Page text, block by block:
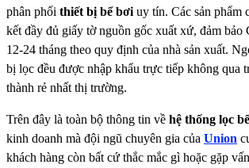
phân phối thiết bị bể bơi uy tín. Các sản phẩm
kết đầy đủ giấy tờ nguồn gốc xuất xứ, đảm bảo
12-24 tháng theo quy định của nhà sản xuất.
bị lọc đều được nhập khẩu trực tiếp không qua
thành rẻ nhất thị trường.
Trên đây là toàn bộ thông tin về hệ thống lọc
kinh doanh mà đội ngũ chuyên gia của Union
khách hàng còn bất cứ thắc mắc gì hoặc gặp